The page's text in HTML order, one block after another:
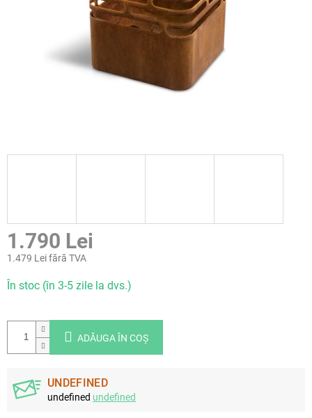
1.790 Lei
1.479 Lei fără TVA
Evaluare
preţ:
În stoc (în 3-5 zile la dvs.)
ADĂUGA ÎN COŞ
UNDEFINED
undefined undefined